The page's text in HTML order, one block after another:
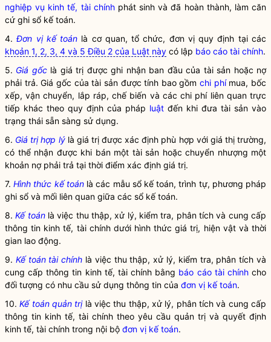
nghiệp vụ kinh tế, tài chínhphát sinh và đã hoàn thành, làm căn
cứ ghi sổ kế toán.
4.Đơn vị kế toán là cơ quan, tổ chức, đơn vị quy định tại các
khoản 1, 2, 3, 4 và 5 Điều 2 của Luật này có lập báo cáo tài chính.
5. Giá gốc là giá trị được ghi nhận ban đầu của tài sản hoặc nợ
phải trả.Giá gốc của tài sản được tính bao gồmchi phímua, bốc
xếp, vận chuyển, lắp ráp, chế biến và cácchi phíliên quan trực
tiếp khác theo quy định của pháp luật đến khi đưa tài sản vào
trạng thái sẵn sàng sử dụng.
6. Giá trị hợp lýlà giá trị được xác định phù hợp với giá thị trường,
có thể nhận được khi bán một tài sản hoặc chuyển nhượng một
khoản nợ phải trả tại thời điểm xác định giá trị.
7.Hình thức kế toánlà các mẫu sổ kế toán, trình tự, phương pháp
ghi sổ và mối liên quan giữa các sổ kế toán.
8.Kế toánlà việc thu thập, xử lý, kiểm tra, phân tích và cung cấp
thông tin kinh tế, tài chính dưới hình thức giá trị, hiện vật và thời
gian lao động.
9. Kế toán tài chính là việc thu thập, xử lý, kiểm tra, phân tích và
cung cấp thông tin kinh tế, tài chính bằng báo cáo tài chínhcho
đối tượng có nhu cầu sử dụng thông tin của đơn vị kế toán.
10.Kế toán quản trịlà việc thu thập, xử lý, phân tích và cung cấp
thông tin kinh tế, tài chính theo yêu cầu quản trị và quyết định
kinh tế, tài chính trong nội bộ đơn vị kế toán.